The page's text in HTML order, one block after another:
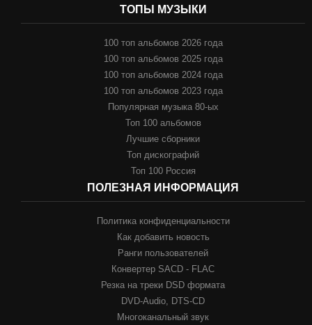
ТОПЫ МУЗЫКИ
100 топ альбомов 2026 года
100 топ альбомов 2025 года
100 топ альбомов 2024 года
100 топ альбомов 2023 года
Популярная музыка 80-ых
Топ 100 альбомов
Лучшие сборники
Топ дискографий
Топ 100 Россия
ПОЛЕЗНАЯ ИНФОРМАЦИЯ
Политика конфиденциальности
Как добавить новость
Ранги пользователей
Конвертер SACD - FLAC
Резка на треки DSD формата
DVD-Audio, DTS-CD
Многоканальный звук